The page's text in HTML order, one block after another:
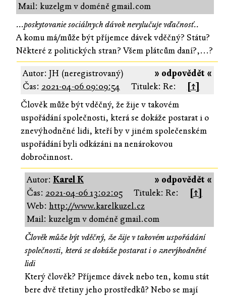
Mail: kuzelgm v doméně gmail.com
...poskytovanie sociálnych dávok nevylučuje vďačnosť..
A komu má/může být příjemce dávek vděčný? Státu?
Některé z politických stran? Všem plátcům daní?,...?
» odpovědět «
Autor: JH (neregistrovaný)
Čas: 2021-04-06 09:09:54 Titulek: Re:
[↑]
Člověk může být vděčný, že žije v takovém
uspořádání společnosti, která se dokáže postarat i o
znevýhodněné lidi, kteří by v jiném společenském
uspořádání byli odkázáni na nenárokovou
dobročinnost.
» odpovědět «
Autor: Karel K
Čas: 2021-04-06 13:02:05 Titulek: Re:
[↑]
Web: http://www.karelkuzel.cz
Mail: kuzelgm v doméně gmail.com
Člověk může být vděčný, že žije v takovém uspořádání
společnosti, která se dokáže postarat i o znevýhodněné
lidi
Který člověk? Příjemce dávek nebo ten, komu stát
bere dvě třetiny jeho prostředků? Nebo se mají